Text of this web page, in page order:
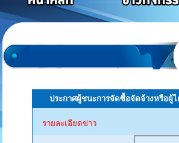
ประกาศผู้ชนะการจัดซื้อจัดจ้างหรือผู้
รายละเอียดข่าว